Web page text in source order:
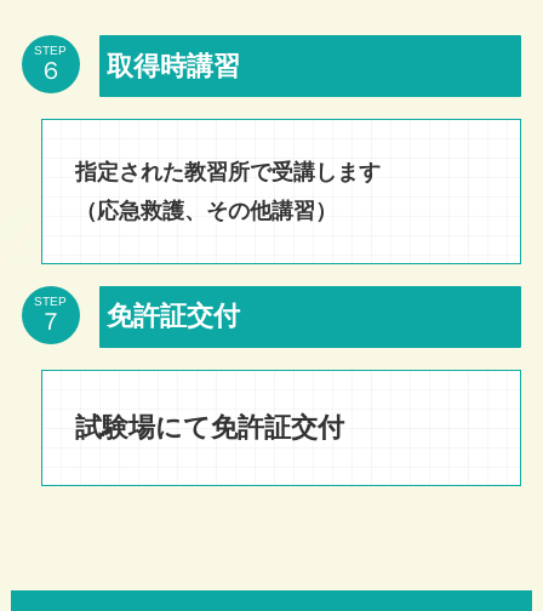
STEP 取得時講習
指定された教習所で受講します
（応急救護、その他講習）
STEP 免許証交付
試験場にて免許証交付